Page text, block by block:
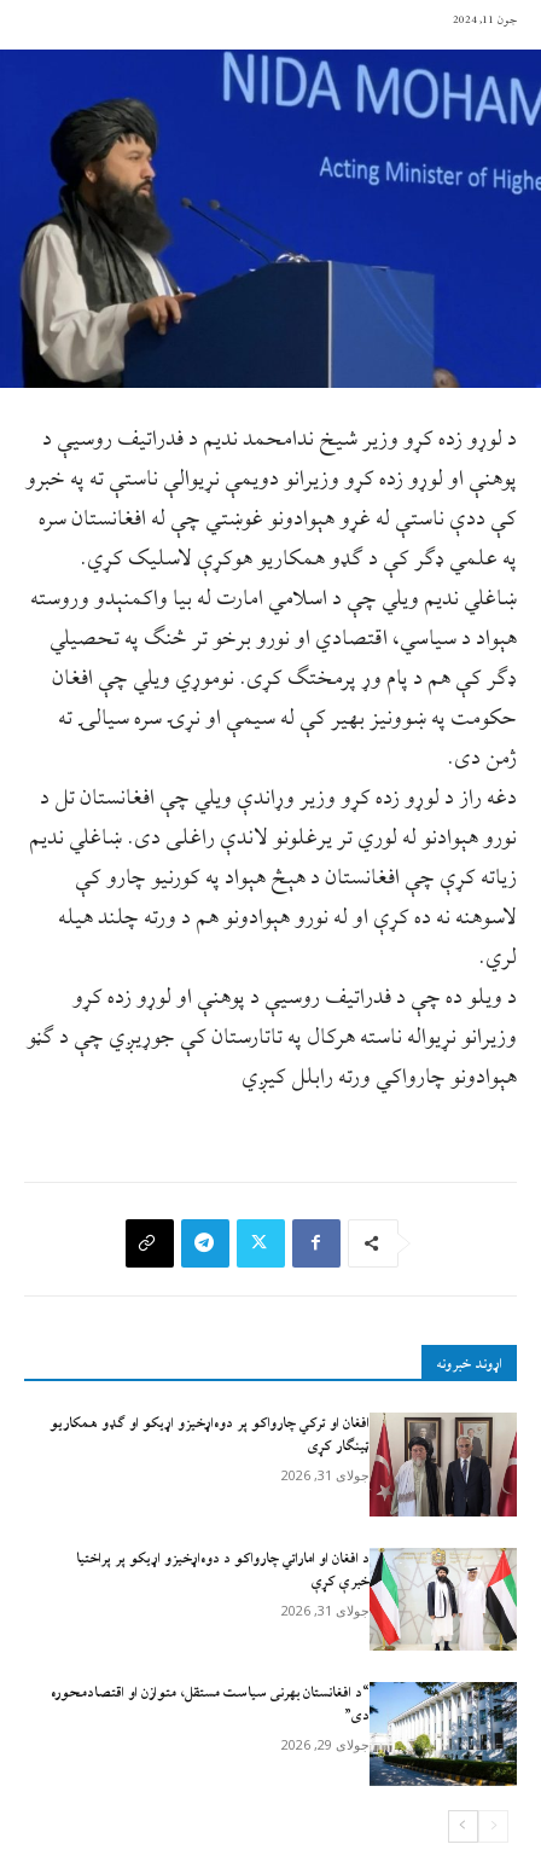
جون 11, 2024
د لوړو زده کړو وزیر شیخ ندامحمد ندیم د فدراتیف روسیې د
پوهنې او لوړو زده کړو وزیرانو دویمې نړیوالې ناستې ته په خبرو
کې ددې ناستې له غړو هېوادونو غوښتي چې له افغانستان سره
په علمي ډګر کې د ګډو همکاریو هوکړې لاسلیک کړي.
ښاغلي ندیم ویلي چې د اسلامي امارت له بیا واکمنېدو وروسته
هېواد د سیاسي، اقتصادي او نورو برخو تر څنګ په تحصیلي
ډګر کې هم د پام وړ پرمختګ کړی. نوموړي ویلي چې افغان
حکومت په ښوونیز بهیر کې له سیمې او نړۍ سره سیالۍ ته
ژمن دی.
دغه راز د لوړو زده کړو وزیر وړاندې ویلي چې افغانستان تل د
نورو هېوادنو له لوري تر یرغلونو لاندې راغلی دی. ښاغلي ندیم
زیاته کړې چې افغانستان د هېڅ هېواد په کورنیو چارو کې
لاسوهنه نه ده کړې او له نورو هېوادونو هم د ورته چلند هیله
لري.
د ویلو ده چې د فدراتیف روسیې د پوهنې او لوړو زده کړو
وزیرانو نړیواله ناسته هرکال په تاتارستان کې جوړیږي چې د ګڼو
هېوادونو چارواکي ورته رابلل کیږي
اړوند خبرونه
افغان او ترکي چارواکو پر دوه‌اړخیزو اړيکو او ګډو همکاريو
ټينګار کړی
جولای 31, 2026
د افغان او اماراتي چارواکو د دوه‌اړخیزو اړیکو پر پراختیا
خبرې کړې
جولای 31, 2026
“د افغانستان بهرنی سیاست مستقل، متوازن او اقتصادمحوره
دی”
جولای 29, 2026